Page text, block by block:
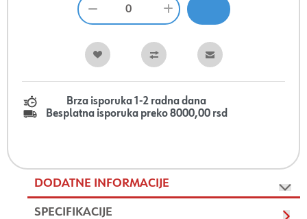
Brza isporuka 1-2 radna dana
Besplatna isporuka preko 8000,00 rsd
DODATNE INFORMACIJE
SPECIFIKACIJE